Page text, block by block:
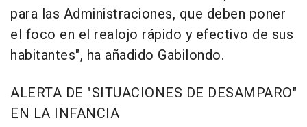
para las Administraciones, que deben poner
el foco en el realojo rápido y efectivo de sus
habitantes", ha añadido Gabilondo.
ALERTA DE "SITUACIONES DE DESAMPARO"
EN LA INFANCIA